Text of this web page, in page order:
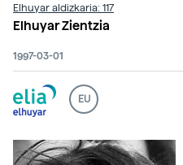
Elhuyar aldizkaria: 117
Elhuyar Zientzia
1997-03-01
EU